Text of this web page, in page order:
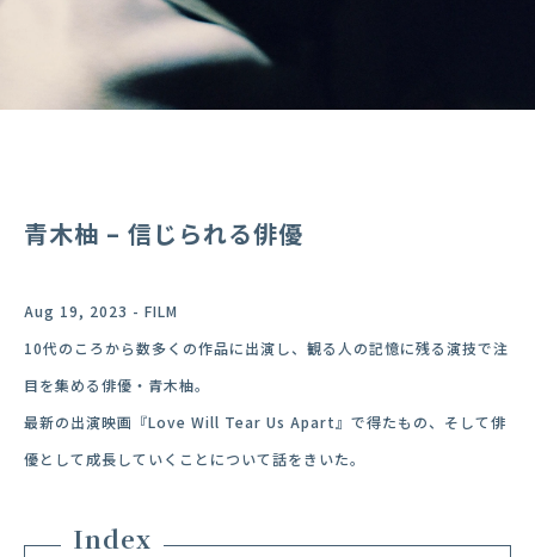
青木柚 – 信じられる俳優
Aug 19, 2023 - FILM
10代のころから数多くの作品に出演し、観る人の記憶に残る演技で注
目を集める俳優・青木柚。
最新の出演映画『Love Will Tear Us Apart』で得たもの、そして俳
優として成長していくことについて話をきいた。
Index